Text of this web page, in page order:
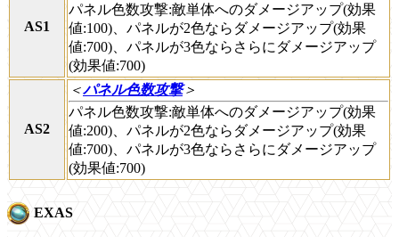
AS1
パネル色数攻撃:敵単体へのダメージアップ(効果
値:100)、パネルが2色ならダメージアップ(効果
値:700)、パネルが3色ならさらにダメージアップ
(効果値:700)
AS2
＜パネル色数攻撃＞
パネル色数攻撃:敵単体へのダメージアップ(効果
値:200)、パネルが2色ならダメージアップ(効果
値:700)、パネルが3色ならさらにダメージアップ
(効果値:700)
EXAS